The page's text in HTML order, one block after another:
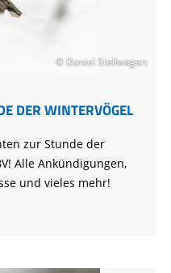
© Daniel Stellwagen
DER WINTERVÖGEL
zur Stunde der
Alle Ankündigungen,
und vieles mehr!